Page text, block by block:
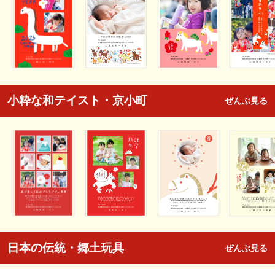
小粋な和テイスト・京小町 ぜんぶ見る
日本の伝統・郷土玩具 ぜんぶ見る